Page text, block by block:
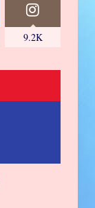
9.2K